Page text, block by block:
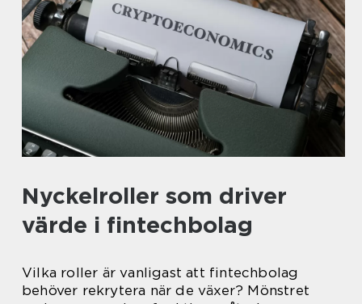
Nyckelroller som driver
värde i fintechbolag
Vilka roller är vanligast att fintechbolag
behöver rekrytera när de växer? Mönstret